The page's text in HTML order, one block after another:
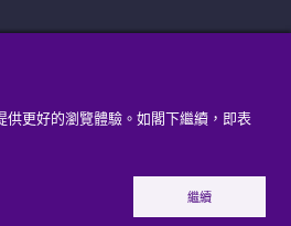
供更好的瀏覽體驗。如閣下繼續，即表
繼續